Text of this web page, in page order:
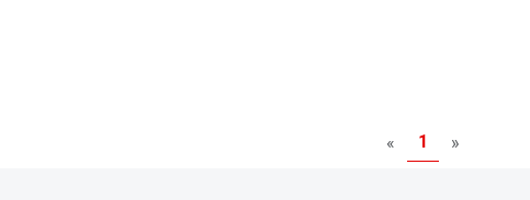
« 1 »